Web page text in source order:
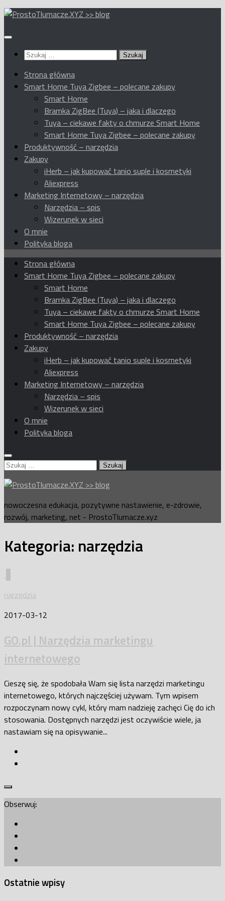
Przeskocz
treści
Szukaj:
Strona główna
Smart Home Tuya Zigbee – polecane zakupy
Smart Home
Bramka ZigBee (Tuya) – jaka i dlaczego
Tuya – ciekawe fakty o chmurze Smart Home
Smart Home Tuya Zigbee – polecane zakupy
Produktywność – narzędzia
Zakupy
iHerb – jak kupować tanio suple i kosmetyki
Aliexpress
Marketing Internetowy – narzędzia
Narzędzia – spis
Wizerunek w sieci
O mnie
Polityka bloga
Strona główna
Smart Home Tuya Zigbee – polecane zakupy
Smart Home
Bramka ZigBee (Tuya) – jaka i dlaczego
Tuya – ciekawe fakty o chmurze Smart Home
Smart Home Tuya Zigbee – polecane zakupy
Produktywność – narzędzia
Zakupy
iHerb – jak kupować tanio suple i kosmetyki
Aliexpress
Marketing Internetowy – narzędzia
Narzędzia – spis
Wizerunek w sieci
O mnie
Polityka bloga
Szukaj:
nowoczesna edukacja, pozytywne nastawienie, e-zdrowie,
rozwój, marketing, net - ProstoTlumacze.xyz
Kategoria: narzędzia
narzędzia
2017-03-12
GO.pl | Narzędzia marketingu
internetowego
Cieszę się, że spodobała Wam się lista narzędzi marketingu
internetowego, których najczęściej używam. Tym wpisem
rozpoczynam nowy cykl, który mam nadzieję zachęci Cię do ich
stosowania. Dostępnych narzędzi jest oczywiście wiele, ja
nastawiam się na opisywanie...
Obserwuj:
Ostatnie wpisy